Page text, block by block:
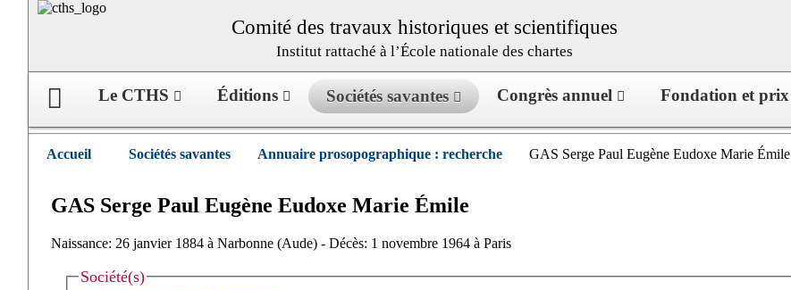
Comité des travaux historiques et scientifiques
Institut rattaché à l’École nationale des chartes
Le CTHS Éditions Sociétés savantes Congrès annuel Fondation et prix
Accueil Sociétés savantes Annuaire prosopographique : recherche GAS Serge Paul Eugène Eudoxe Marie Émile
GAS Serge Paul Eugène Eudoxe Marie Émile
Naissance: 26 janvier 1884 à Narbonne (Aude) - Décès: 1 novembre 1964 à Paris
Société(s)